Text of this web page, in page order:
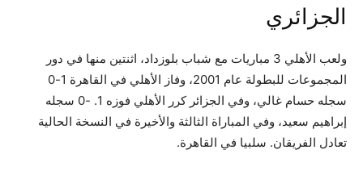
الجزائري
ولعب الأهلي 3 مباريات مع شباب بلوزداد، اثنتين منها في دور
المجموعات للبطولة عام 2001، وفاز الأهلي في القاهرة 1-0
سجله حسام غالي، وفي الجزائر كرر الأهلي فوزه 1. -0 سجله
إبراهيم سعيد، وفي المباراة الثالثة والأخيرة في النسخة الحالية
تعادل الفريقان. سلبيا في القاهرة.